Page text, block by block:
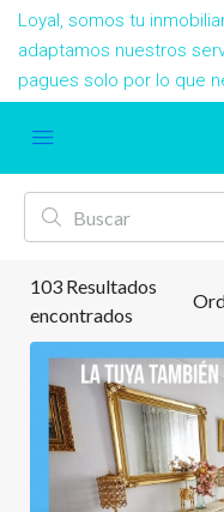
Loyal, somos tu
adaptamos nuestros
pagues solo por lo que
103 Resultados
encontrados